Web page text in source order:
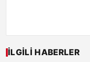
İLGILI HABERLER